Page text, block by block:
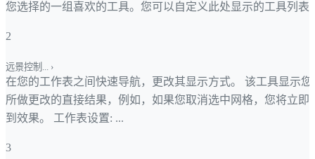
您选择的一组喜欢的工具。您可以自定义此处显示的工具列表
2
远景控制... ›
在您的工作表之间快速导航，更改其显示方式。 该工具显示您
所做更改的直接结果，例如，如果您取消选中网格，您将立即
到效果。 工作表设置: ...
3